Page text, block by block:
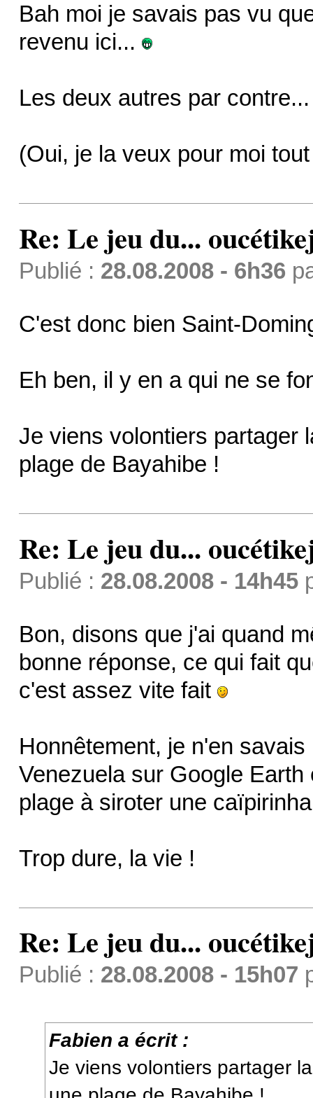
Bah moi je savais pas vu
revenu ici...
Les deux autres par
(Oui, je la veux pour moi
Re: Le jeu du...
Publié : 28.08.2008 - 6h36
C'est donc bien Saint-
Eh ben, il y en a qui ne se
Je viens volontiers partager
plage de Bayahibe !
Re: Le jeu du...
Publié : 28.08.2008 - 14h45
Bon, disons que j'ai quand
bonne réponse, ce qui fait
c'est assez vite fait
Honnêtement, je n'en
Venezuela sur Google
plage à siroter une
Trop dure, la vie !
Re: Le jeu du...
Publié : 28.08.2008 - 15h07
Fabien a écrit :
Je viens volontiers partager